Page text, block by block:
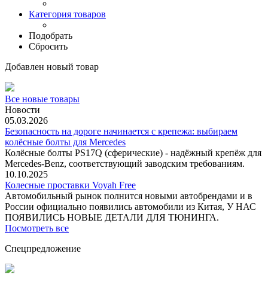
Категория товаров
Подобрать
Сбросить
Добавлен новый товар
Все новые товары
Новости
05.03.2026
Безопасность на дороге начинается с крепежа: выбираем
колёсные болты для Mercedes
Колёсные болты PS17Q (сферические) - надёжный крепёж для
Mercedes‑Benz, соответствующий заводским требованиям.
10.10.2025
Колесные проставки Voyah Free
Автомобильный рынок полнится новыми автобрендами и в
России официально появились автомобили из Китая, У НАС
ПОЯВИЛИСЬ НОВЫЕ ДЕТАЛИ ДЛЯ ТЮНИНГА.
Посмотреть все
Спецпредложение